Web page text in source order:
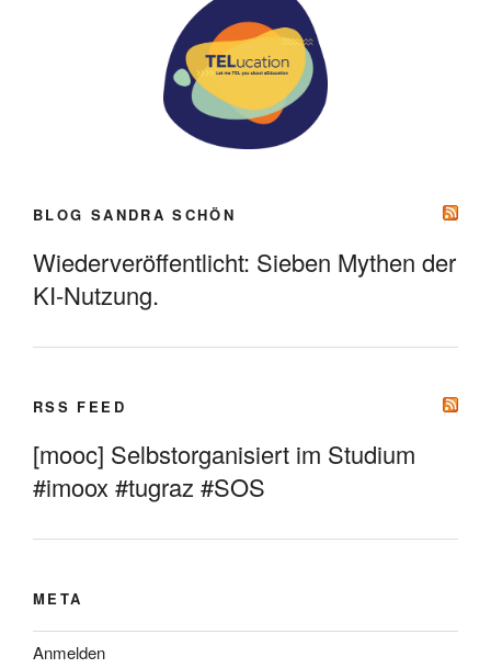
BLOG SANDRA SCHÖN
Wiederveröffentlicht: Sieben Mythen der
KI-Nutzung.
RSS FEED
[mooc] Selbstorganisiert im Studium
#imoox #tugraz #SOS
META
Anmelden